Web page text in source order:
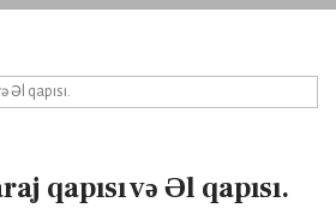
qapısı və Əl qapısı.